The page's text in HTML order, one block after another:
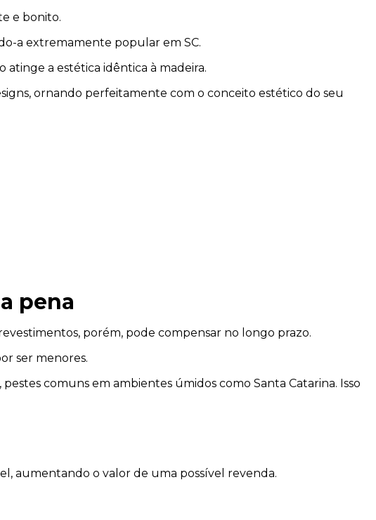
e bonito.
a extremamente popular em SC.
a estética idêntica à madeira.
ornando perfeitamente com o conceito estético do seu
pena
porém, pode compensar no longo prazo.
ser menores.
comuns em ambientes úmidos como Santa Catarina. Isso
aumentando o valor de uma possível revenda.